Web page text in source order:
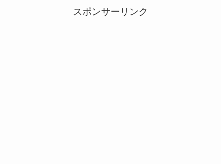
スポンサーリンク